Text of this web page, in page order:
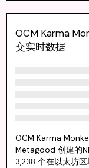
OCM Karma
交实时数据
OCM Karma
Metagood 创建的
3,238 个在以太坊